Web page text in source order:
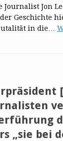
Journalist Jon
Geschichte
in die…
„sie bei